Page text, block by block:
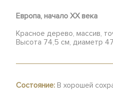
Европа, начало ХХ века
Красное дерево, массив,
Высота 74,5 см, диаметр
Состояние: В хорошей